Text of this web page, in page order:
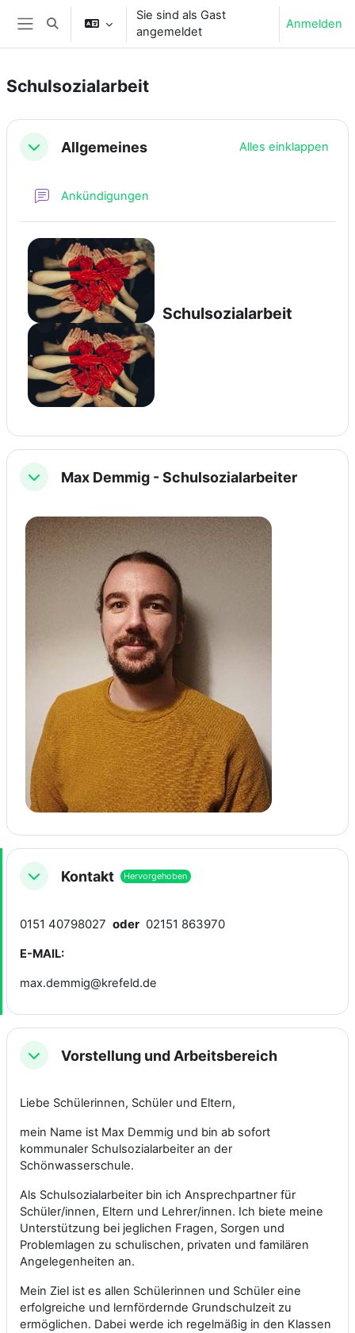
Zum Hauptinhalt
Website-Übersicht
Sucheingabe umschalten
Sie sind als Gast
angemeldet
Anmelden
Schulsozialarbeit
Abschnittsübersicht
EinklappenAllgemeines Alles einklappen
Ankündigungen
Schulsozialarbeit
EinklappenMax Demmig - Schulsozialarbeiter
Einklappen
Kontakt Hervorgehoben
0151 40798027 oder 02151 863970
E-MAIL:
max.demmig@krefeld.de
EinklappenVorstellung und Arbeitsbereich
Liebe Schülerinnen, Schüler und Eltern,
mein Name ist Max Demmig und bin ab sofort
kommunaler Schulsozialarbeiter an der
Schönwasserschule.
Als Schulsozialarbeiter bin ich Ansprechpartner für
Schüler/innen, Eltern und Lehrer/innen. Ich biete meine
Unterstützung bei jeglichen Fragen, Sorgen und
Problemlagen zu schulischen, privaten und familären
Angelegenheiten an.
Mein Ziel ist es allen Schülerinnen und Schüler eine
erfolgreiche und lernfördernde Grundschulzeit zu
ermöglichen. Dabei werde ich regelmäßig in den Klassen